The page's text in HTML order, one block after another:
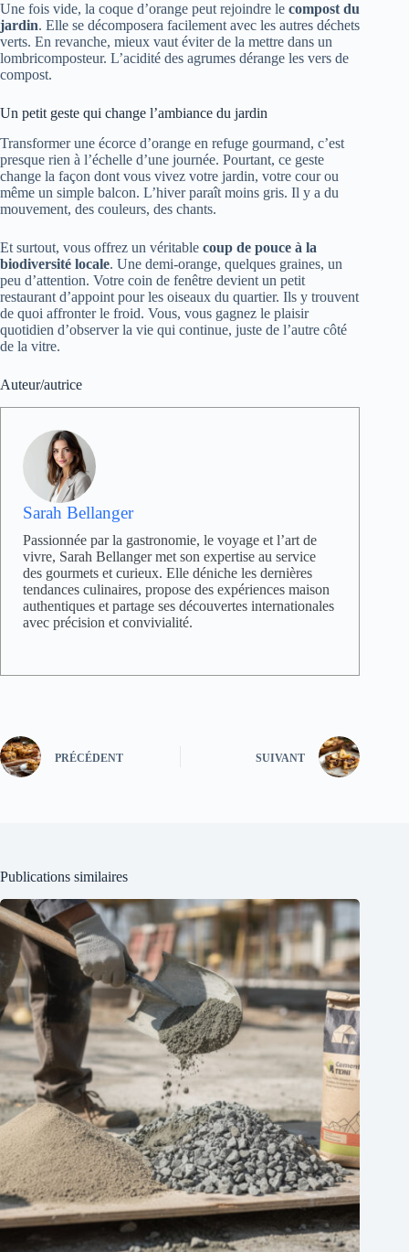
Une fois vide, la coque d’orange peut rejoindre le compost du
jardin. Elle se décomposera facilement avec les autres déchets
verts. En revanche, mieux vaut éviter de la mettre dans un
lombricomposteur. L’acidité des agrumes dérange les vers de
compost.
Un petit geste qui change l’ambiance du jardin
Transformer une écorce d’orange en refuge gourmand, c’est
presque rien à l’échelle d’une journée. Pourtant, ce geste
change la façon dont vous vivez votre jardin, votre cour ou
même un simple balcon. L’hiver paraît moins gris. Il y a du
mouvement, des couleurs, des chants.
Et surtout, vous offrez un véritable coup de pouce à la
biodiversité locale. Une demi-orange, quelques graines, un
peu d’attention. Votre coin de fenêtre devient un petit
restaurant d’appoint pour les oiseaux du quartier. Ils y trouvent
de quoi affronter le froid. Vous, vous gagnez le plaisir
quotidien d’observer la vie qui continue, juste de l’autre côté
de la vitre.
Auteur/autrice
Sarah Bellanger
Passionnée par la gastronomie, le voyage et l’art de
vivre, Sarah Bellanger met son expertise au service
des gourmets et curieux. Elle déniche les dernières
tendances culinaires, propose des expériences maison
authentiques et partage ses découvertes internationales
avec précision et convivialité.
PRÉCÉDENT SUIVANT
Publications similaires